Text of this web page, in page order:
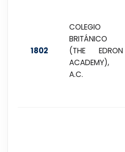
1802
COLEGIO
BRITÁNICO
(THE EDRON
ACADEMY),
A.C.